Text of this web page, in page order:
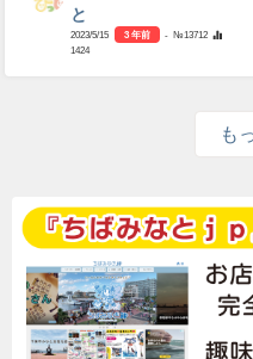
と
2023/5/15 3 年前
- №13712
1424
も